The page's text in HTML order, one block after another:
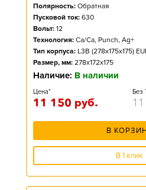
Полярность: Обратная
Пусковой ток: 630
Вольт: 12
Технология: Ca/Ca, Punch, Ag+
Тип корпуса: L3B (278x175x175)
Размер, мм: 278x172x175
Наличие: В наличии
Цена*
11 150 руб.
Без
В
В 1 клик